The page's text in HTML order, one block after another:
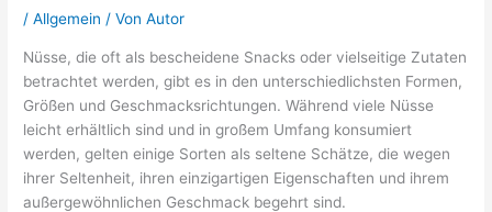
/Allgemein / VonAutor
Nüsse, die oft als bescheidene Snacks oder vielseitige Zutaten
betrachtet werden, gibt es in den unterschiedlichsten Formen,
Größen und Geschmacksrichtungen. Während viele Nüsse
leicht erhältlich sind und in großem Umfang konsumiert
werden, gelten einige Sorten als seltene Schätze, die wegen
ihrer Seltenheit, ihren einzigartigen Eigenschaften und ihrem
außergewöhnlichen Geschmack begehrt sind.